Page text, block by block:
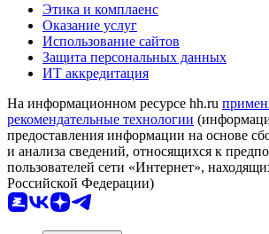
Этика и комплаенс
Оказание услуг
Использование сайтов
Защита персональных данных
ИТ аккредитация
На информационном ресурсе hh.ru
рекомендательные технологии
предоставления информации на основе
и анализа сведений, относящихся к
пользователей сети «Интернет»,
Российской Федерации)